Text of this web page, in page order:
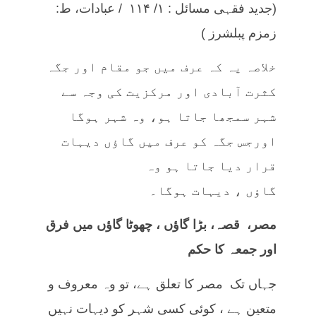
(جدید فقہی مسائل : ۱/ ۱۱۴ / عبادات، ط:
زمزم پبلشرز )
خلاصہ یہ کہ عرف میں جو مقام اور جگہ
کثرت آبادی اور مرکزیت کی وجہ سے
شہر سمجھا جاتا ہو، وہ شہر ہوگا
اورجس جگہ کو عرف میں گاؤں دیہات
قرار دیا جاتا ہو وہ
گاؤں ، دیہات ہوگا۔
مصر، قصہ، بڑا گاؤں ، چھوٹا گاؤں میں فرق
اور جمعہ کا حکم
جہاں تک مصر کا تعلق ہے، تو وہ معروف و
متعین ہے ، کوئی کسی شہر کو دیہات نہیں